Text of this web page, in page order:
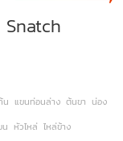
น แขนท่อนล่าง ต้นขา น่อง
น หัวไหล่ ไหล่ข้าง